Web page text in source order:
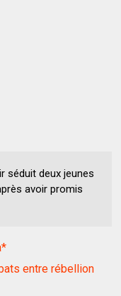
séduit deux jeunes
avoir promis
entre rébellion